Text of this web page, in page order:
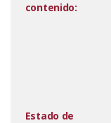
contenido:
Estado de